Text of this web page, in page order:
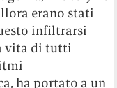
erano stati
infiltrarsi
vita di tutti
ha portato a un